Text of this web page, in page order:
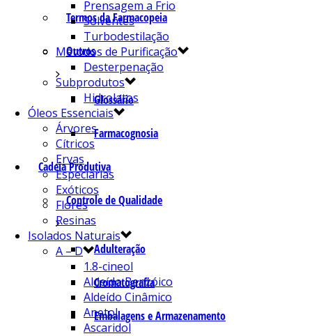
Termos da Farmacopeia
Outros
Glossário
Farmacognosia
Cadeia Produtiva
Controle de Qualidade
Adulteração
Cromatografia
Embalagens e Armazenamento
Prensagem a Frio
Solventes
Turbodestilação
Métodos de Purificação
Desterpenação
Subprodutos
Hidrolatos
Óleos Essenciais
Árvores
Cítricos
Ervas
Especiarias
Exóticos
Flores
Resinas
Isolados Naturais
A – D
1.8-cineol
Aldeído Benzóico
Aldeído Cinâmico
Anetol
Ascaridol